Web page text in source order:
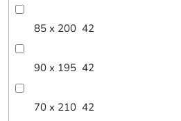
85 x 200 42
90 x 195 42
70 x 210 42